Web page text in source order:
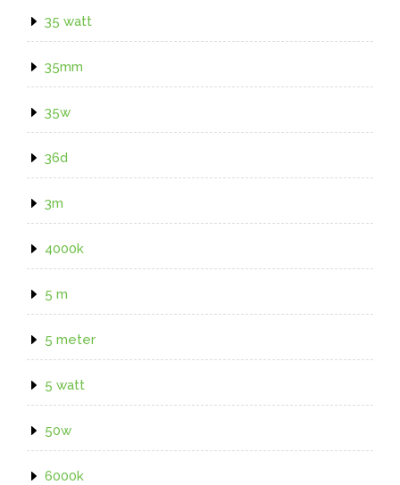
35 watt
35mm
35w
36d
3m
4000k
5 m
5 meter
5 watt
50w
6000k